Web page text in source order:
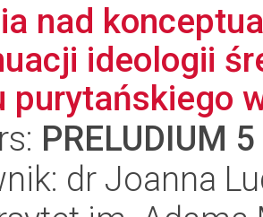
nad
ideologii
purytańskiego
PRELUDIUM 5
dr Joanna